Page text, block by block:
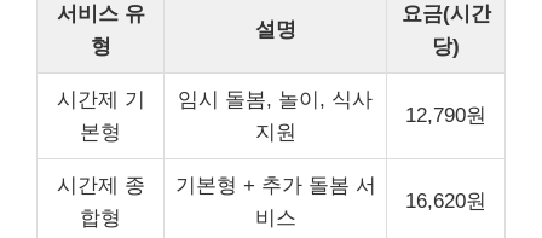
서비스 유
형
설명
요금(시간
당)
시간제 기
본형
임시 돌봄, 놀이, 식사
지원
12,790원
시간제 종
합형
기본형 + 추가 돌봄 서
비스
16,620원